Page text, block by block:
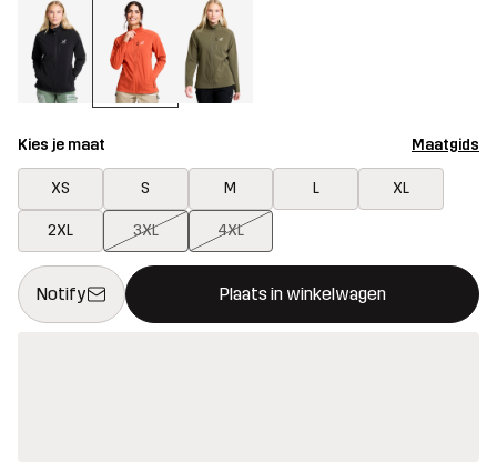
Kies je maat Maatgids
XS S M L XL
2XL 3XL 4XL
Notify Plaats in winkelwagen
Deze knop opent een modal met de bevestiging van een
{{size}} niet beschikbaar